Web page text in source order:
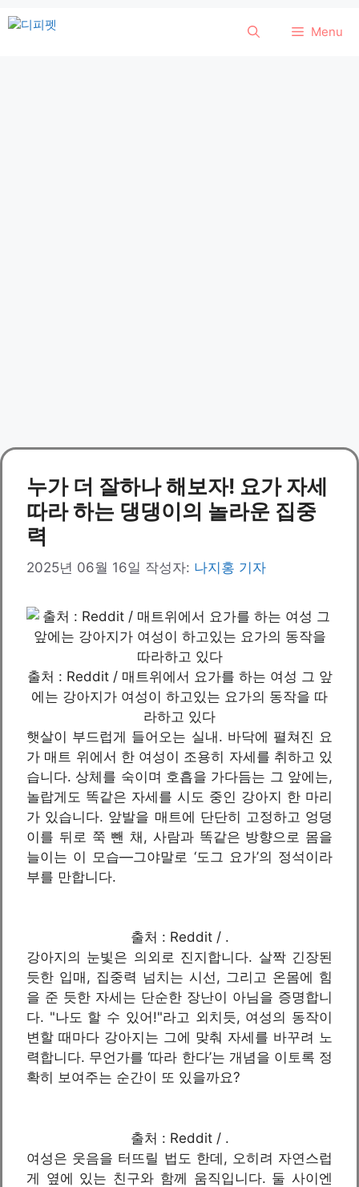
컨
Menu
누가 더 잘하나 해보자! 요가 자세
따라 하는 댕댕이의 놀라운 집중
력
2025년 06월 16일 작성자: 나지홍 기자
출처 : Reddit / 매트위에서 요가를 하는 여성 그 앞
에는 강아지가 여성이 하고있는 요가의 동작을 따
라하고 있다
햇살이 부드럽게 들어오는 실내. 바닥에 펼쳐진 요
가 매트 위에서 한 여성이 조용히 자세를 취하고 있
습니다. 상체를 숙이며 호흡을 가다듬는 그 앞에는,
놀랍게도 똑같은 자세를 시도 중인 강아지 한 마리
가 있습니다. 앞발을 매트에 단단히 고정하고 엉덩
이를 뒤로 쭉 뺀 채, 사람과 똑같은 방향으로 몸을
늘이는 이 모습—그야말로 ‘도그 요가’의 정석이라
부를 만합니다.
출처 : Reddit / .
강아지의 눈빛은 의외로 진지합니다. 살짝 긴장된
듯한 입매, 집중력 넘치는 시선, 그리고 온몸에 힘
을 준 듯한 자세는 단순한 장난이 아님을 증명합니
다. "나도 할 수 있어!"라고 외치듯, 여성의 동작이
변할 때마다 강아지는 그에 맞춰 자세를 바꾸려 노
력합니다. 무언가를 ‘따라 한다’는 개념을 이토록 정
확히 보여주는 순간이 또 있을까요?
출처 : Reddit / .
여성은 웃음을 터뜨릴 법도 한데, 오히려 자연스럽
게 옆에 있는 친구와 함께 움직입니다. 둘 사이엔